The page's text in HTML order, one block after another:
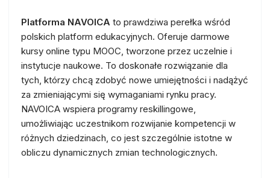
Platforma NAVOICA to prawdziwa perełka wśród
polskich platform edukacyjnych. Oferuje darmowe
kursy online typu MOOC, tworzone przez uczelnie i
instytucje naukowe. To doskonałe rozwiązanie dla
tych, którzy chcą zdobyć nowe umiejętności i nadążyć
za zmieniającymi się wymaganiami rynku pracy.
NAVOICA wspiera programy reskillingowe,
umożliwiając uczestnikom rozwijanie kompetencji w
różnych dziedzinach, co jest szczególnie istotne w
obliczu dynamicznych zmian technologicznych.